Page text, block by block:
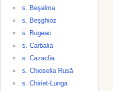
s. Beşalma
s. Beşghioz
s. Bugeac
s. Carbalia
s. Cazaclia
s. Chioselia Rusă
s. Chiriet-Lunga